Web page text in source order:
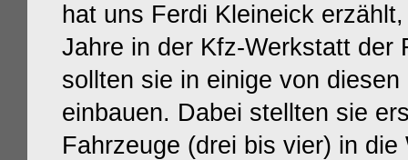
hat uns Ferdi Kleineick
Jahre in der Kfz-Werkstatt der
sollten sie in einige von
einbauen. Dabei stellten sie
Fahrzeuge (drei bis vier) in